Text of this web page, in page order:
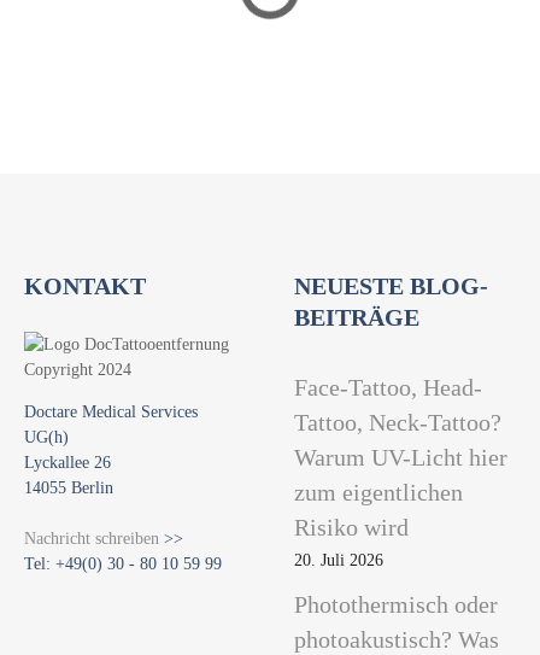
KONTAKT
Doctare Medical Services
UG(h)
Lyckallee 26
14055 Berlin
Nachricht schreiben >>
Tel: +49(0) 30 - 80 10 59 99
NEUESTE BLOG-
BEITRÄGE
Face-Tattoo, Head-
Tattoo, Neck-Tattoo?
Warum UV-Licht hier
zum eigentlichen
Risiko wird
20. Juli 2026
Photothermisch oder
photoakustisch? Was